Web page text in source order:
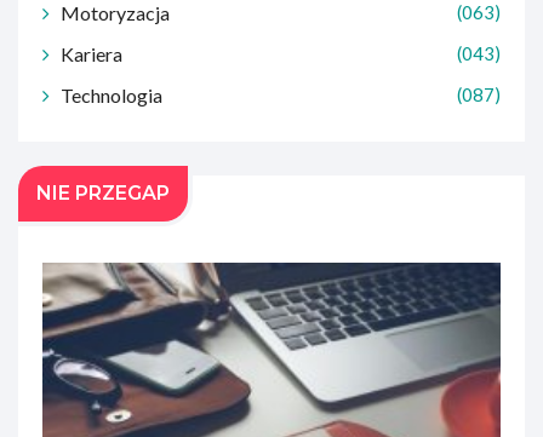
Motoryzacja (063)
Kariera (043)
Technologia (087)
NIE PRZEGAP